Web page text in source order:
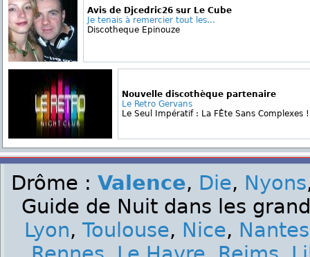
Avis de Djcedric26 sur Le Cube
Je tenais à remercier tout les...
Discotheque Epinouze
Nouvelle discothèque partenaire
Le Retro Gervans
Le Seul Impératif : La FÊte Sans Complexes
Drôme : Valence, Die, Nyons
Guide de Nuit dans les
Lyon, Toulouse, Nice, Nantes